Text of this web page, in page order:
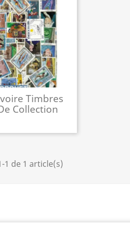
Timbres
Collection
1 de 1 article(s)